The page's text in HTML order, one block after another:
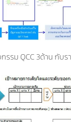
รม QCC 3ด้าน กับร